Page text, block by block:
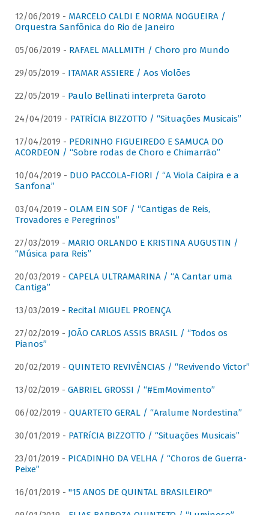
12/06/2019 - MARCELO CALDI E NORMA NOGUEIRA /
Orquestra Sanfônica do Rio de Janeiro
05/06/2019 - RAFAEL MALLMITH / Choro pro Mundo
29/05/2019 - ITAMAR ASSIERE / Aos Violões
22/05/2019 - Paulo Bellinati interpreta Garoto
24/04/2019 - PATRÍCIA BIZZOTTO / “Situações Musicais”
17/04/2019 - PEDRINHO FIGUEIREDO E SAMUCA DO
ACORDEON / “Sobre rodas de Choro e Chimarrão”
10/04/2019 - DUO PACCOLA-FIORI / “A Viola Caipira e a
Sanfona”
03/04/2019 - OLAM EIN SOF / “Cantigas de Reis,
Trovadores e Peregrinos”
27/03/2019 - MARIO ORLANDO E KRISTINA AUGUSTIN /
“Música para Reis”
20/03/2019 - CAPELA ULTRAMARINA / “A Cantar uma
Cantiga”
13/03/2019 - Recital MIGUEL PROENÇA
27/02/2019 - JOÃO CARLOS ASSIS BRASIL / “Todos os
Pianos”
20/02/2019 - QUINTETO REVIVÊNCIAS / “Revivendo Victor”
13/02/2019 - GABRIEL GROSSI / “#EmMovimento”
06/02/2019 - QUARTETO GERAL / “Aralume Nordestina”
30/01/2019 - PATRíCIA BIZZOTTO / “Situações Musicais”
23/01/2019 - PICADINHO DA VELHA / “Choros de Guerra-
Peixe”
16/01/2019 - "15 ANOS DE QUINTAL BRASILEIRO"